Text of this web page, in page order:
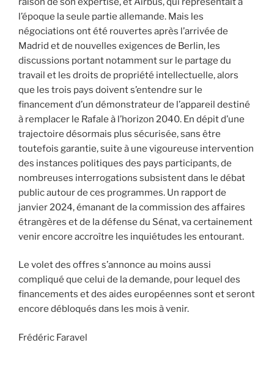
l’époque la seule partie allemande. Mais les
négociations ont été rouvertes après l’arrivée de
Madrid et de nouvelles exigences de Berlin, les
discussions portant notamment sur le partage du
travail et les droits de propriété intellectuelle, alors
que les trois pays doivent s’entendre sur le
financement d’un démonstrateur de l’appareil destiné
à remplacer le Rafale à l’horizon 2040. En dépit d’une
trajectoire désormais plus sécurisée, sans être
toutefois garantie, suite à une vigoureuse intervention
des instances politiques des pays participants, de
nombreuses interrogations subsistent dans le débat
public autour de ces programmes. Un rapport de
janvier 2024, émanant de la commission des affaires
étrangères et de la défense du Sénat, va certainement
venir encore accroître les inquiétudes les entourant.
Le volet des offres s’annonce au moins aussi
compliqué que celui de la demande, pour lequel des
financements et des aides européennes sont et seront
encore débloqués dans les mois à venir.
Frédéric Faravel